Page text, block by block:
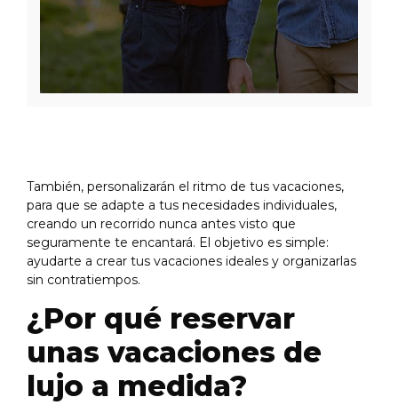
También, personalizarán el ritmo de tus vacaciones,
para que se adapte a tus necesidades individuales,
creando un recorrido nunca antes visto que
seguramente te encantará. El objetivo es simple:
ayudarte a crear tus vacaciones ideales y organizarlas
sin contratiempos.
¿Por qué reservar
unas vacaciones de
lujo a medida?